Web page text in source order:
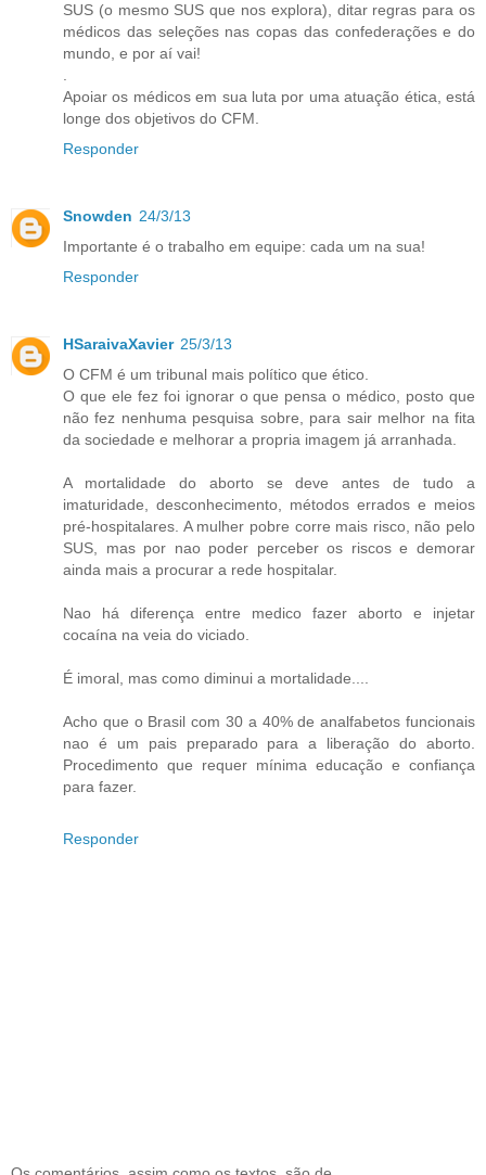
SUS (o mesmo SUS que nos explora), ditar regras para os
médicos das seleções nas copas das confederações e do
mundo, e por aí vai!
.
Apoiar os médicos em sua luta por uma atuação ética, está
longe dos objetivos do CFM.
Responder
Snowden 24/3/13
Importante é o trabalho em equipe: cada um na sua!
Responder
HSaraivaXavier 25/3/13
O CFM é um tribunal mais político que ético.
O que ele fez foi ignorar o que pensa o médico, posto que
não fez nenhuma pesquisa sobre, para sair melhor na fita
da sociedade e melhorar a propria imagem já arranhada.
A mortalidade do aborto se deve antes de tudo a
imaturidade, desconhecimento, métodos errados e meios
pré-hospitalares. A mulher pobre corre mais risco, não pelo
SUS, mas por nao poder perceber os riscos e demorar
ainda mais a procurar a rede hospitalar.
Nao há diferença entre medico fazer aborto e injetar
cocaína na veia do viciado.
É imoral, mas como diminui a mortalidade....
Acho que o Brasil com 30 a 40% de analfabetos funcionais
nao é um pais preparado para a liberação do aborto.
Procedimento que requer mínima educação e confiança
para fazer.
Responder